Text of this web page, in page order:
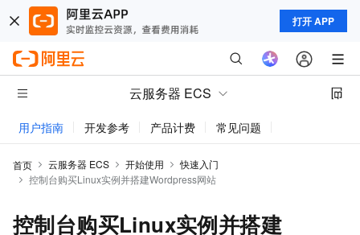
打开 APP
云服务器 ECS
用户指南 开发参考 产品计费 常见问题
首页 云服务器 ECS 开始使用
快速入门
控制台购买Linux实例并搭建Wordpress网站
控制台购买Linux实例并搭建